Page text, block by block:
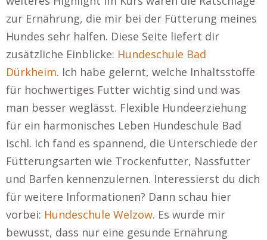
zur Ernährung, die mir bei der Fütterung meines
Hundes sehr halfen. Diese Seite liefert dir
zusätzliche Einblicke: Hundeschule Bad
Dürkheim. Ich habe gelernt, welche Inhaltsstoffe
für hochwertiges Futter wichtig sind und was
man besser weglässt. Flexible Hundeerziehung
für ein harmonisches Leben Hundeschule Bad
Ischl. Ich fand es spannend, die Unterschiede der
Fütterungsarten wie Trockenfutter, Nassfutter
und Barfen kennenzulernen. Interessierst du dich
für weitere Informationen? Dann schau hier
vorbei: Hundeschule Welzow. Es wurde mir
bewusst, dass nur eine gesunde Ernährung